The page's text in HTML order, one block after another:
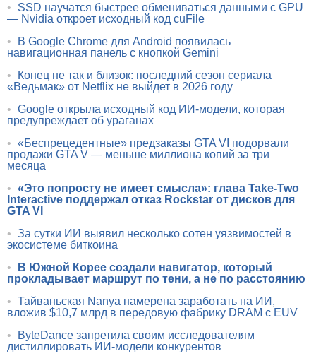
•
SSD научатся быстрее обмениваться данными с GPU
— Nvidia откроет исходный код cuFile
•
В Google Chrome для Android появилась
навигационная панель с кнопкой Gemini
•
Конец не так и близок: последний сезон сериала
«Ведьмак» от Netflix не выйдет в 2026 году
• Google открыла исходный код ИИ-модели, которая
предупреждает об ураганах
• «Беспрецедентные» предзаказы GTA VI подорвали
продажи GTA V — меньше миллиона копий за три
месяца
• «Это попросту не имеет смысла»: глава Take-Two
Interactive поддержал отказ Rockstar от дисков для
GTA VI
• За сутки ИИ выявил несколько сотен уязвимостей в
экосистеме биткоина
•
В Южной Корее создали навигатор, который
прокладывает маршрут по тени, а не по расстоянию
• Тайваньская Nanya намерена заработать на ИИ,
вложив $10,7 млрд в передовую фабрику DRAM с EUV
•
ByteDance запретила своим исследователям
дистиллировать ИИ-модели конкурентов